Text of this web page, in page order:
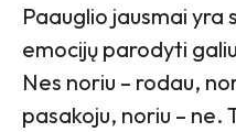
Paauglio jausmai
emocijų parodyti
Nes noriu – rodau,
pasakoju, noriu – ne.